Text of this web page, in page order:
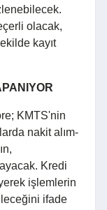
olacak,
kayıt
KMTS'nin
nakit alım-
Kredi
işlemlerin
ifade